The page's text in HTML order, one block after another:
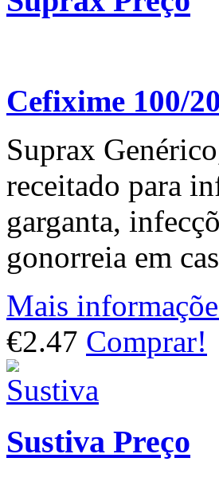
Cefixime 100/
Suprax
receitado para
garganta,
gonorreia em
Mais
€2.47 Comprar!
Sustiva Preço